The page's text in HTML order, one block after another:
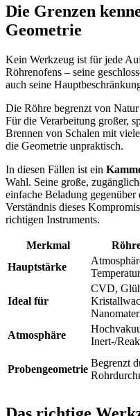
Die Grenzen
Geometrie
Kein Werkzeug ist für jede
Röhrenofens – seine
auch seine
Die Röhre begrenzt von
Für die Verarbeitung großer,
Brennen von Schalen mit
die Geometrie unpraktisch.
In diesen Fällen ist ein
Wahl. Seine große,
einfache Beladung
Verständnis dieses
richtigen Instruments.
Merkmal
Hauptstärke
Ideal für
CVD,
Atmosphäre
Inert-/
Probengeometrie
Begrenzt